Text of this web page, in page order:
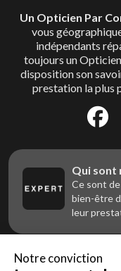
Un Opticien Par
vous
indépendants
toujours un
disposition son
prestation la plus
Qui sont
Ce sont
bien-être
leur
Notre conviction